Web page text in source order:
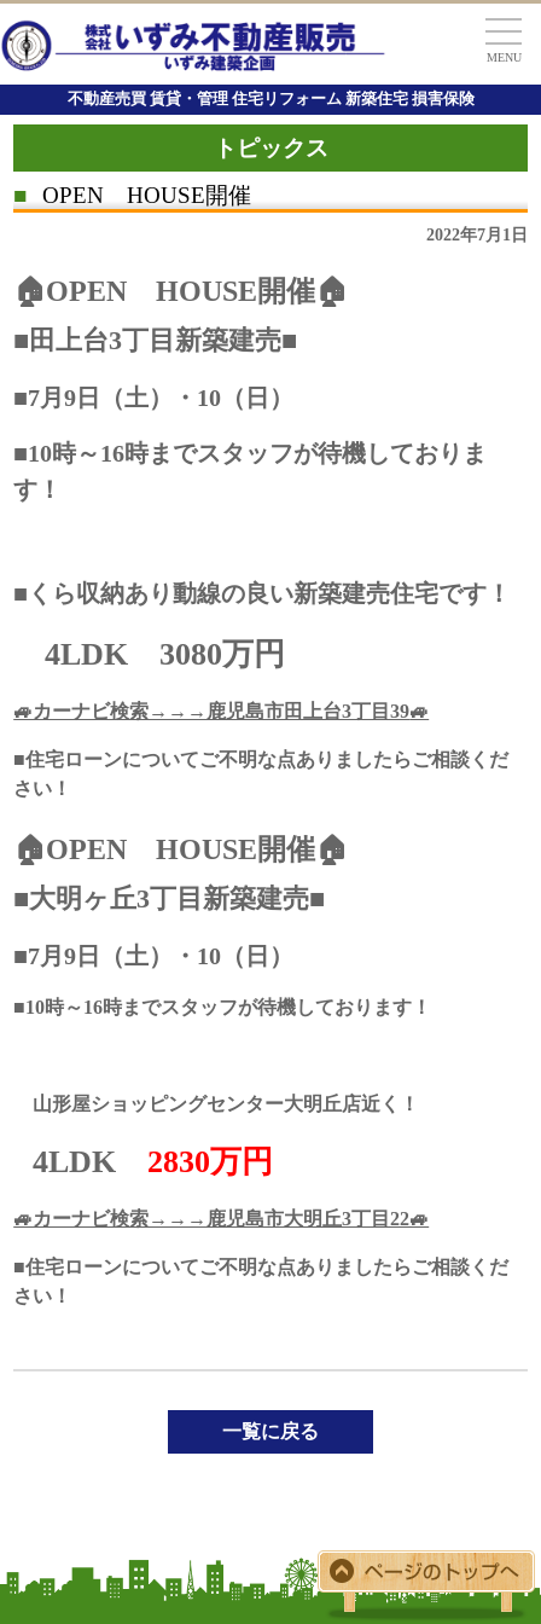
MENU
不動産売買 賃貸・管理 住宅リフォーム 新築住宅 損害保険
トピックス
■
OPEN HOUSE開催
2022年7月1日
🏠OPEN HOUSE開催🏠
■田上台3丁目新築建売■
■7月9日（土）・10（日）
■10時～16時までスタッフが待機しておりま
す！
■くら収納あり動線の良い新築建売住宅です！
4LDK 3080万円
🚙カーナビ検索→→→鹿児島市田上台3丁目39🚙
■住宅ローンについてご不明な点ありましたらご相談くだ
さい！
🏠OPEN HOUSE開催🏠
■大明ヶ丘3丁目新築建売■
■7月9日（土）・10（日）
■10時～16時までスタッフが待機しております！
山形屋ショッピングセンター大明丘店近く！
4LDK 2830万円
🚙カーナビ検索→→→鹿児島市大明丘3丁目22🚙
■住宅ローンについてご不明な点ありましたらご相談くだ
さい！
一覧に戻る